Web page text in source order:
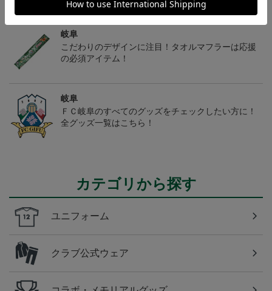
岐阜
こだわりのデザインに注目！タオルマフラーは応援
の必須アイテム！
岐阜
ＦＣ岐阜のすべてのグッズをチェックしたい方に！
全グッズ一覧はこちら！
カテゴリから探す
ユニフォーム
クラブ公式ウェア